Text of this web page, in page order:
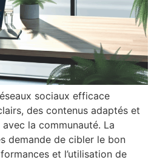
sociaux efficace
des contenus adaptés et
la communauté. La
demande de cibler le bon
et l’utilisation de